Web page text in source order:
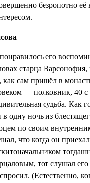
безропотно её
его
старца Варсонофия,
как сам пришёл в
— полковник, 40
судьба. Как
одну ночь из
по своим
что когда он
тот слушал
(Естественно,